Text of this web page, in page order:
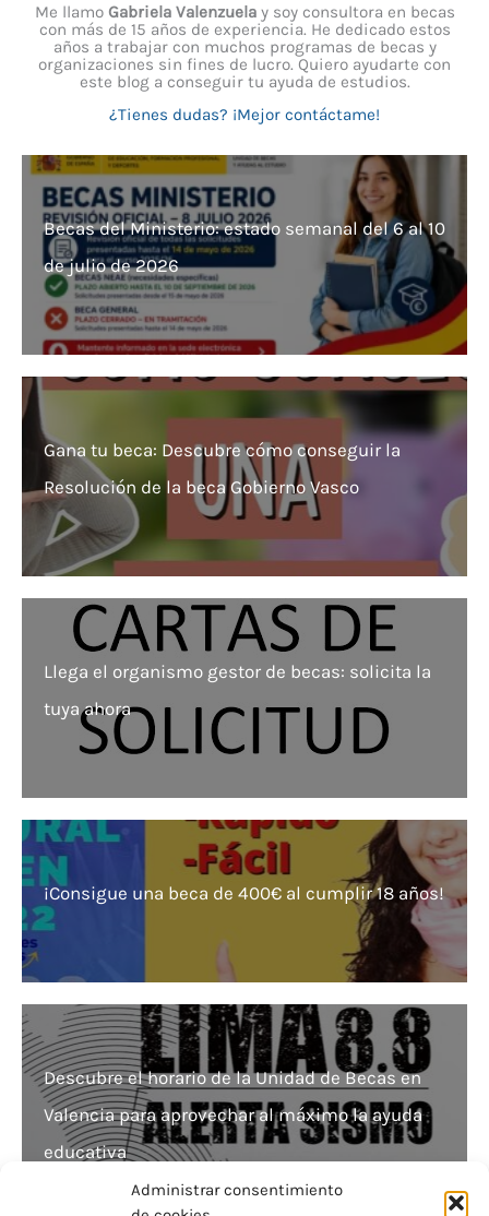
Administrar consentimiento
Me llamo Gabriela Valenzuelay soy consultora en becas
con más de 15 años de experiencia. He dedicado estos
años a trabajar con muchos programas de becas y
organizaciones sin fines de lucro. Quiero ayudarte con
este blog a conseguir tu ayuda de estudios.
¿Tienes dudas? ¡Mejor contáctame!
Becas del Ministerio: estado semanal del 6 al 10
de julio de 2026
Gana tu beca: Descubre cómo conseguir la
Resolución de la beca Gobierno Vasco
Llega el organismo gestor de becas: solicita la
tuya ahora
¡Consigue una beca de 400€ al cumplir 18 años!
Descubre el horario de la Unidad de Becas en
Valencia para aprovechar al máximo la ayuda
educativa